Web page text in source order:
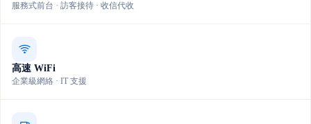
服務式前台 · 訪客接待 · 收信代收
高速 WiFi
企業級網絡 · IT 支援